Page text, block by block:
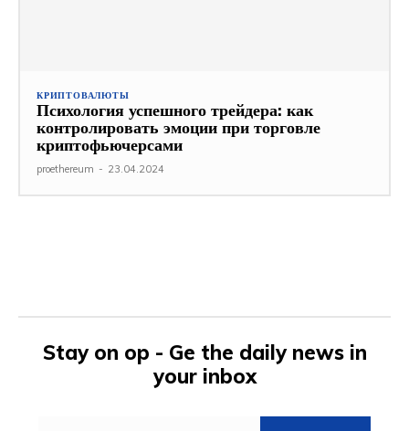
КРИПТОВАЛЮТЫ
Психология успешного трейдера: как
контролировать эмоции при торговле
криптофьючерсами
proethereum - 23.04.2024
Stay on op - Ge the daily news in
your inbox